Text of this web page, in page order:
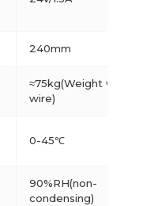
240mm
≈75kg(Weight
wire)
0-45℃
90%RH(non-
condensing)